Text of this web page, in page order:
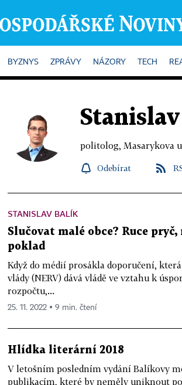
HOME
BYZNYS ZPRÁVY NÁZORY TECH
politolog, Masarykova
Odebírat
STANISLAV BALÍK
Slučovat malé obce? Ruce
poklad
Když do médií prosákla doporučení,
vlády (NERV) dává vládě ve vztahu k
rozpočtu,...
25. 11. 2022 ▪ 9 min. čtení
Hlídka literární 2018
V letošním posledním vydání Balíkovy
publikacím, které by neměly uniknout